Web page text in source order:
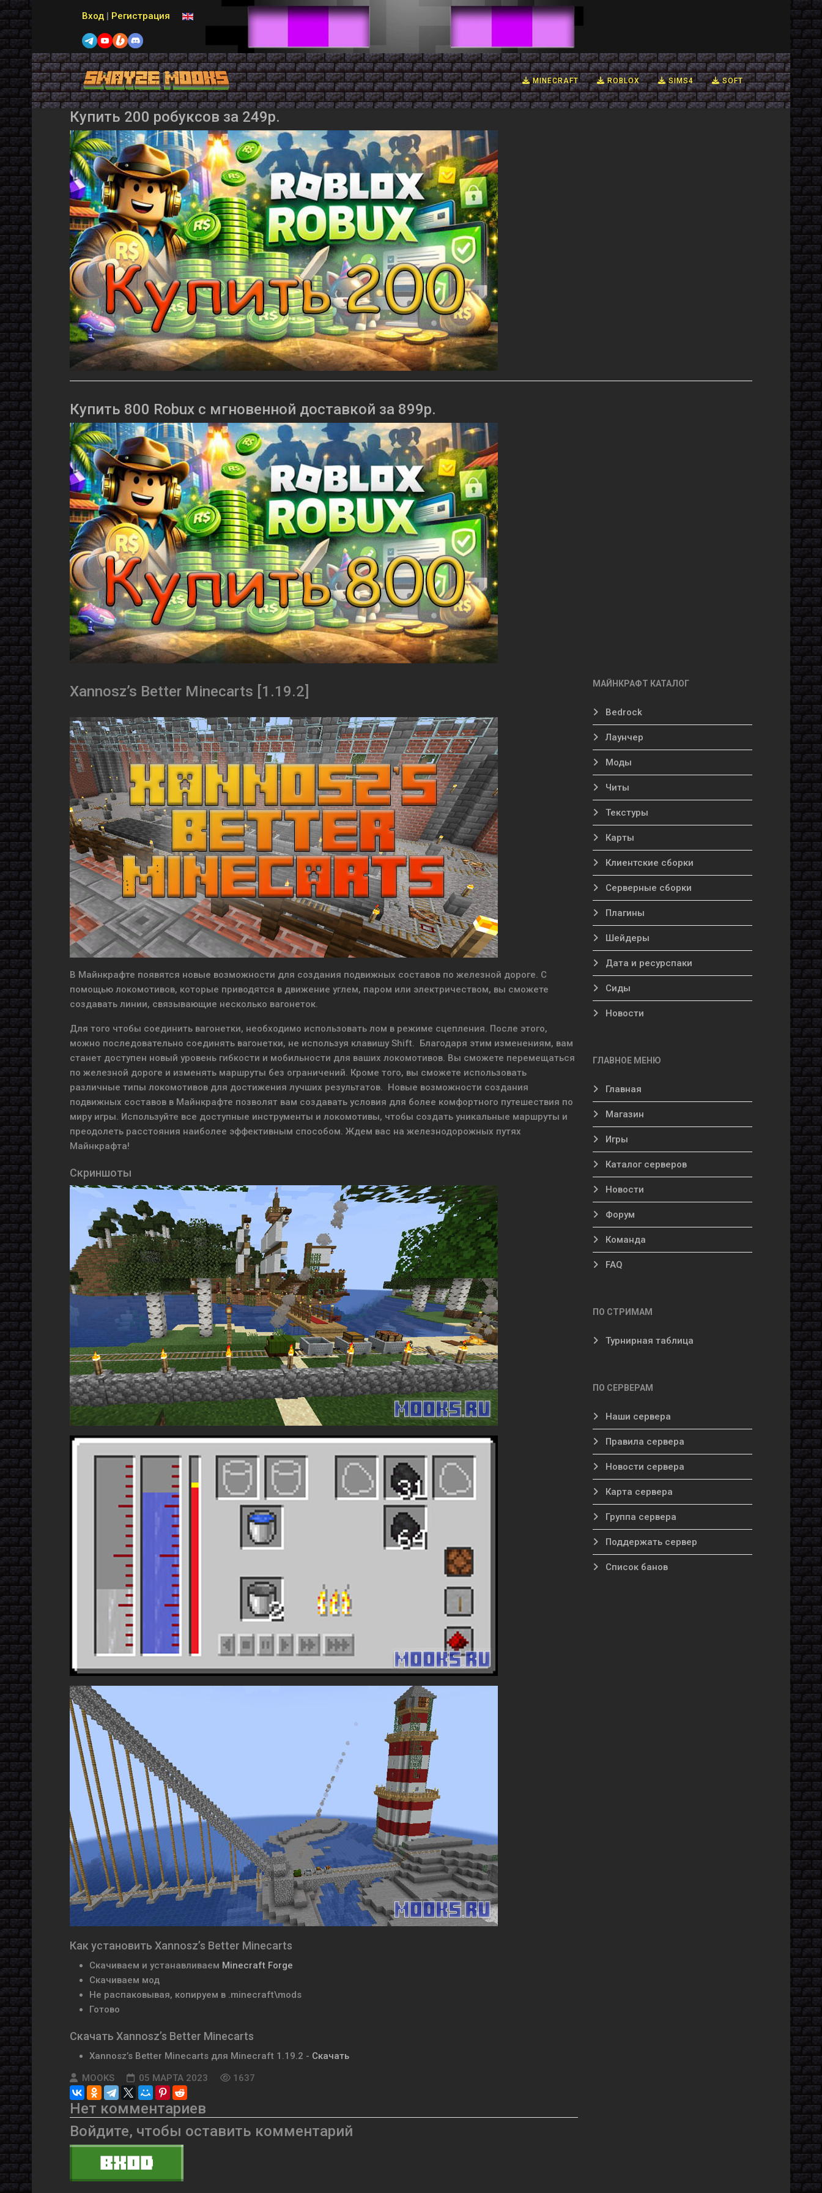
Вход | Регистрация Выберите язык
MINECRAFT ROBLOX SIMS4 SOFT
Купить 200 робуксов за 249р.
Купить 800 Robux с мгновенной доставкой за 899р.
Xannosz’s Better Minecarts [1.19.2]
В Майнкрафте появятся новые возможности для создания подвижных составов по железной дороге. С
помощью локомотивов, которые приводятся в движение углем, паром или электричеством, вы сможете
создавать линии, связывающие несколько вагонеток.
Для того чтобы соединить вагонетки, необходимо использовать лом в режиме сцепления. После этого,
можно последовательно соединять вагонетки, не используя клавишу Shift. Благодаря этим изменениям, вам
станет доступен новый уровень гибкости и мобильности для ваших локомотивов. Вы сможете перемещаться
по железной дороге и изменять маршруты без ограничений. Кроме того, вы сможете использовать
различные типы локомотивов для достижения лучших результатов. Новые возможности создания
подвижных составов в Майнкрафте позволят вам создавать условия для более комфортного путешествия по
миру игры. Используйте все доступные инструменты и локомотивы, чтобы создать уникальные маршруты и
преодолеть расстояния наиболее эффективным способом. Ждем вас на железнодорожных путях
Майнкрафта!
Скриншоты
Как установить Xannosz’s Better Minecarts
Скачиваем и устанавливаем Minecraft Forge
Скачиваем мод
Не распаковывая, копируем в .minecraft\mods
Готово
Скачать Xannosz’s Better Minecarts
Xannosz’s Better Minecarts для Minecraft 1.19.2 - Скачать
MOOKS
05 МАРТА 2023 1637
Нет комментариев
Войдите, чтобы оставить комментарий
МАЙНКРАФТ КАТАЛОГ
Bedrock
Лаунчер
Моды
Читы
Текстуры
Карты
Клиентские сборки
Серверные сборки
Плагины
Шейдеры
Дата и ресурспаки
Сиды
Новости
ГЛАВНОЕ МЕНЮ
Главная
Магазин
Игры
Каталог серверов
Новости
Форум
Команда
FAQ
ПО СТРИМАМ
Турнирная таблица
ПО СЕРВЕРАМ
Наши сервера
Правила сервера
Новости сервера
Карта сервера
Группа сервера
Поддержать сервер
Список банов